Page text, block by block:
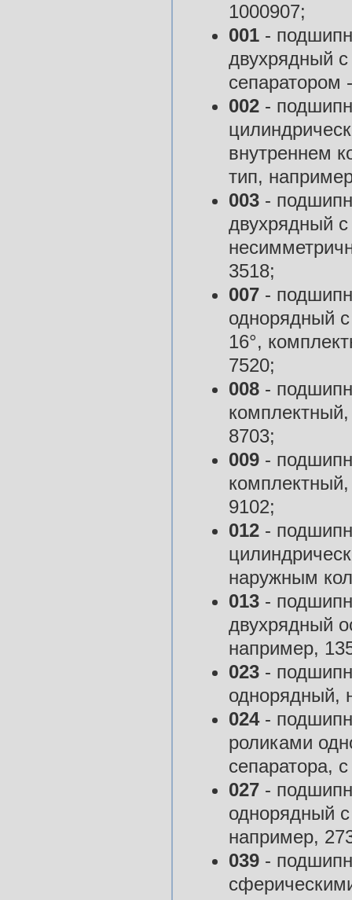
1000907;
001 -
двухрядный
сепаратором
002 -
внутреннем
тип,
003 -
двухрядный
3518;
007 -
однорядный
16°,
7520;
008 -
8703;
009 -
9102;
012 -
наружным
013 -
двухрядный
например,
023 -
однорядный,
024-
роликами
сепаратора,
027 -
однорядный
например,
039 -